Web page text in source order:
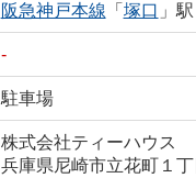
阪急神戸本線 「 塚口 」
-
駐車場
株式会社ティーハウス
兵庫県尼崎市立花町１